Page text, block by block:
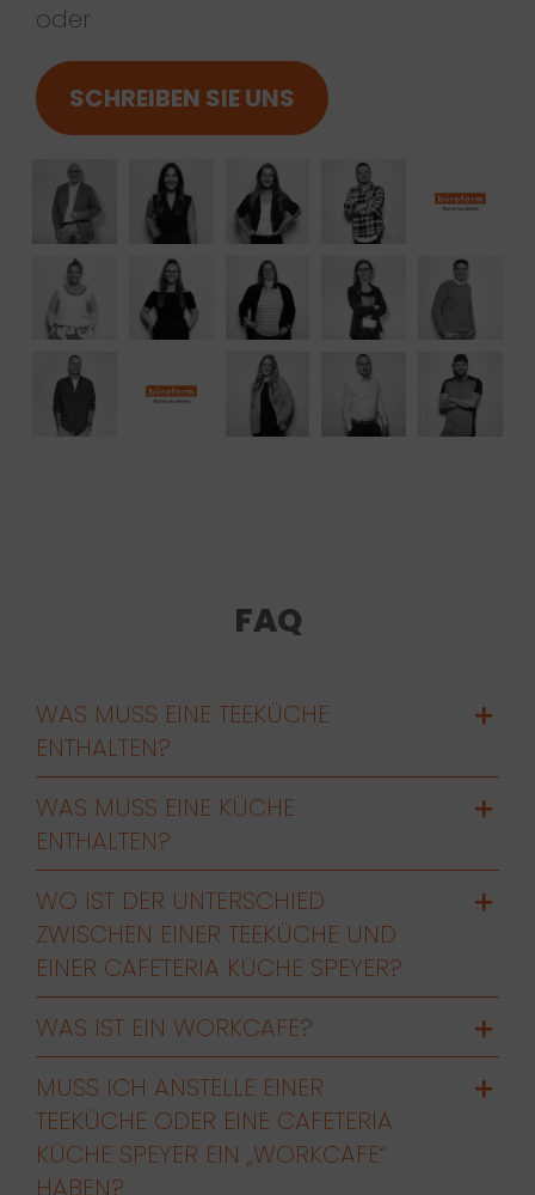
oder
SCHREIBEN SIE UNS
FAQ
WAS MUSS EINE TEEKÜCHE
ENTHALTEN?
WAS MUSS EINE KÜCHE
ENTHALTEN?
WO IST DER UNTERSCHIED
ZWISCHEN EINER TEEKÜCHE UND
EINER CAFETERIA KÜCHE SPEYER?
WAS IST EIN WORKCAFE?
MUSS ICH ANSTELLE EINER
TEEKÜCHE ODER EINE CAFETERIA
KÜCHE SPEYER EIN „WORKCAFE“
HABEN?